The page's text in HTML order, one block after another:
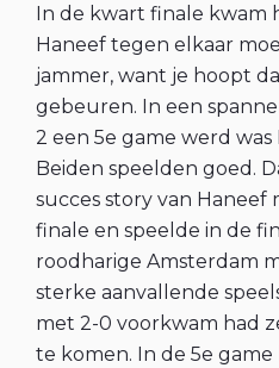
In de kwart finale kwam
Haneef tegen elkaar
jammer, want je hoopt
gebeuren. In een
2 een 5e game werd
Beiden speelden goed.
succes story van Haneef
finale en speelde in de
roodharige Amsterdam
sterke aanvallende
met 2-0 voorkwam had
te komen. In de 5e